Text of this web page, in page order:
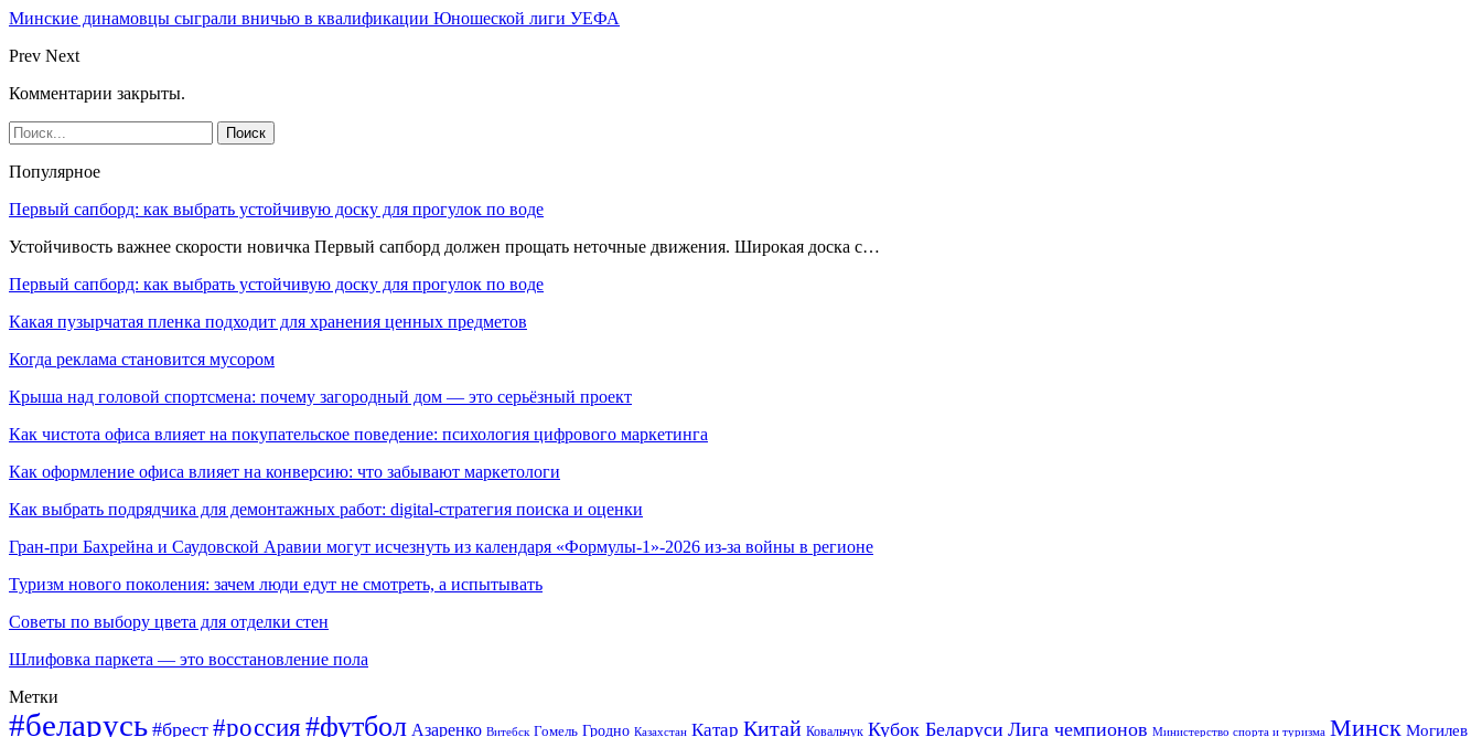
Минские динамовцы сыграли вничью в квалификации Юношеской лиги УЕФА
Prev Next
Комментарии закрыты.
Популярное
Первый сапборд: как выбрать устойчивую доску для прогулок по воде
Устойчивость важнее скорости новичка Первый сапборд должен прощать неточные движения. Широкая доска с…
Первый сапборд: как выбрать устойчивую доску для прогулок по воде
Какая пузырчатая пленка подходит для хранения ценных предметов
Когда реклама становится мусором
Крыша над головой спортсмена: почему загородный дом — это серьёзный проект
Как чистота офиса влияет на покупательское поведение: психология цифрового маркетинга
Как оформление офиса влияет на конверсию: что забывают маркетологи
Как выбрать подрядчика для демонтажных работ: digital-стратегия поиска и оценки
Гран-при Бахрейна и Саудовской Аравии могут исчезнуть из календаря «Формулы-1»-2026 из-за войны в регионе
Туризм нового поколения: зачем люди едут не смотреть, а испытывать
Советы по выбору цвета для отделки стен
Шлифовка паркета — это восстановление пола
Метки
#беларусь #брест #россия#футбол Азаренко Витебск Гомель Гродно Казахстан Катар Китай Ковальчук Кубок Беларуси Лига чемпионов Министерство спорта и туризма Минск Могилев